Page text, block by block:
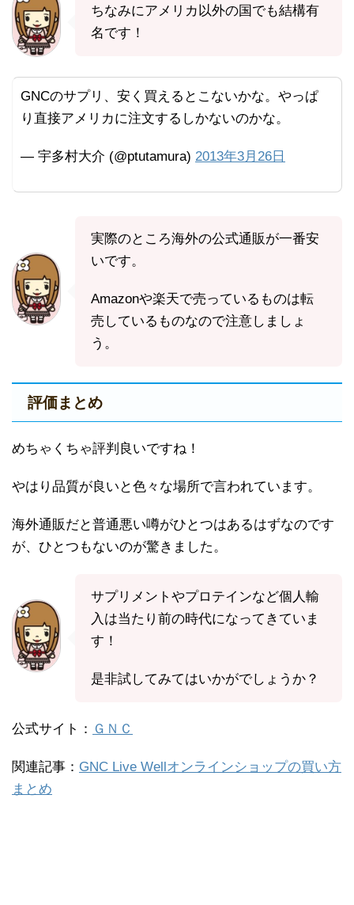
ちなみにアメリカ以外の国でも結構有
名です！
GNCのサプリ、安く買えるとこないかな。やっぱ
り直接アメリカに注文するしかないのかな。
— 宇多村大介 (@ptutamura) 2013年3月26日
実際のところ海外の公式通販が一番安
いです。
Amazonや楽天で売っているものは転
売しているものなので注意しましょ
う。
評価まとめ
めちゃくちゃ評判良いですね！
やはり品質が良いと色々な場所で言われています。
海外通販だと普通悪い噂がひとつはあるはずなのです
が、ひとつもないのが驚きました。
サプリメントやプロテインなど個人輸
入は当たり前の時代になってきていま
す！
是非試してみてはいかがでしょうか？
公式サイト： ＧＮＣ
関連記事： GNC Live Wellオンラインショップの買い方
まとめ